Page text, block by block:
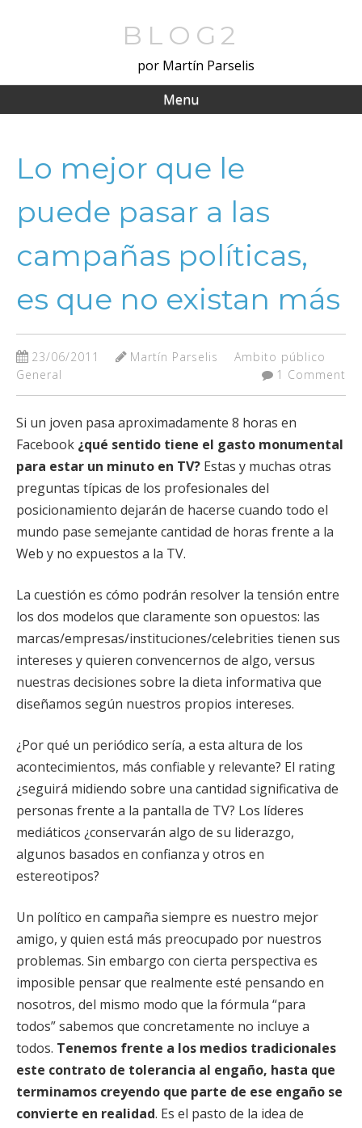
BLOG2
por Martín Parselis
Menu
Lo mejor que le
puede pasar a las
campañas políticas,
es que no existan más
23/06/2011 Martín Parselis
Ambito público
General
1 Comment
Si un joven pasa aproximadamente 8 horas en
Facebook ¿qué sentido tiene el gasto monumental
para estar un minuto en TV? Estas y muchas otras
preguntas típicas de los profesionales del
posicionamiento dejarán de hacerse cuando todo el
mundo pase semejante cantidad de horas frente a la
Web y no expuestos a la TV.
La cuestión es cómo podrán resolver la tensión entre
los dos modelos que claramente son opuestos: las
marcas/empresas/instituciones/celebrities tienen sus
intereses y quieren convencernos de algo, versus
nuestras decisiones sobre la dieta informativa que
diseñamos según nuestros propios intereses.
¿Por qué un periódico sería, a esta altura de los
acontecimientos, más confiable y relevante? El rating
¿seguirá midiendo sobre una cantidad significativa de
personas frente a la pantalla de TV? Los líderes
mediáticos ¿conservarán algo de su liderazgo,
algunos basados en confianza y otros en
estereotipos?
Un político en campaña siempre es nuestro mejor
amigo, y quien está más preocupado por nuestros
problemas. Sin embargo con cierta perspectiva es
imposible pensar que realmente esté pensando en
nosotros, del mismo modo que la fórmula “para
todos” sabemos que concretamente no incluye a
todos. Tenemos frente a los medios tradicionales
este contrato de tolerancia al engaño, hasta que
terminamos creyendo que parte de ese engaño se
convierte en realidad. Es el pasto de la idea de